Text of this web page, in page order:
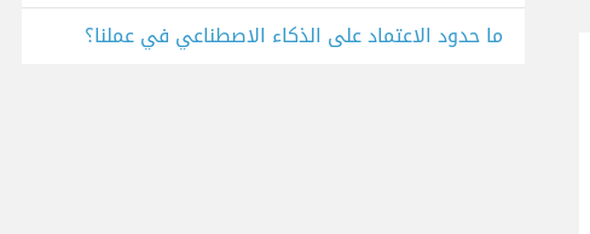
ما حدود الاعتماد على الذكاء الاصطناعي في عملنا؟